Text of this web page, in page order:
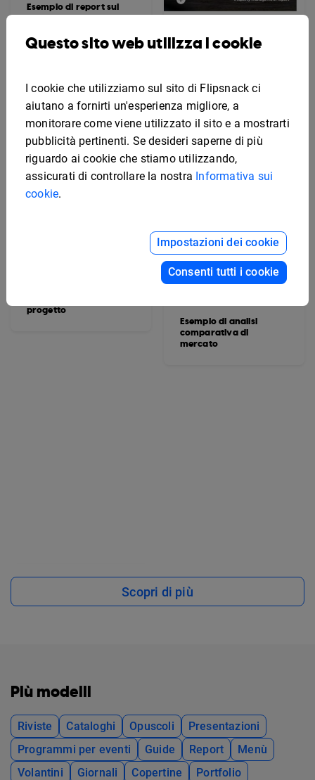
Esempio di report sui
social media
progetto
Report di gestione
immobiliare
Esempio di analisi
comparativa di
mercato
Scopri di più
Più modelli
Riviste Cataloghi Opuscoli
Presentazioni
Programmi per eventi
Guide Report
Menù
Volantini
Giornali Copertine
Portfolio
Questo sito web utilizza i cookie
I cookie che utilizziamo sul sito di Flipsnack ci
aiutano a fornirti un'esperienza migliore, a
monitorare come viene utilizzato il sito e a mostrarti
pubblicità pertinenti. Se desideri saperne di più
riguardo ai cookie che stiamo utilizzando,
assicurati di controllare la nostra Informativa sui
cookie.
Impostazioni dei cookie
Consenti tutti i cookie